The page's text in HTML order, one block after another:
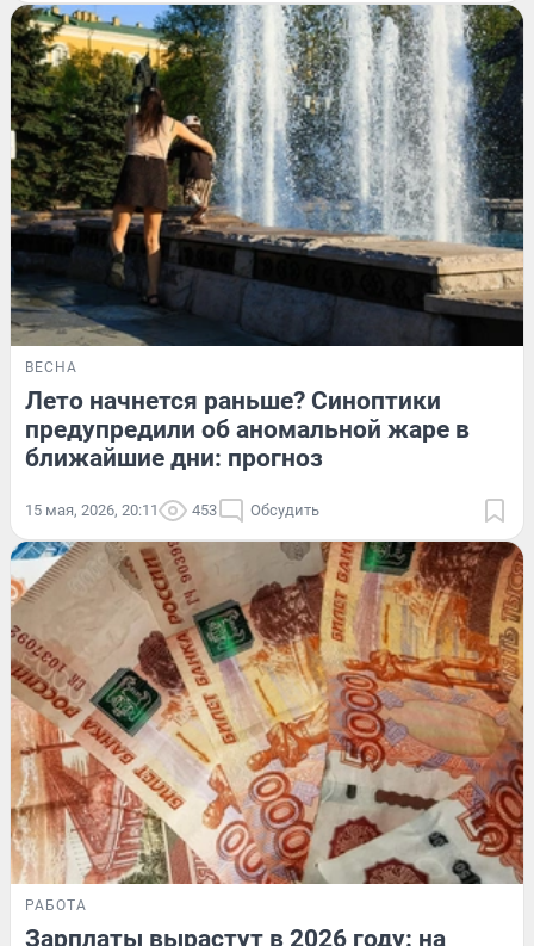
ВЕСНА
Лето начнется раньше? Синоптики
предупредили об аномальной жаре в
ближайшие дни: прогноз
15 мая, 2026, 20:11 453 Обсудить
РАБОТА
Зарплаты вырастут в 2026 году: на